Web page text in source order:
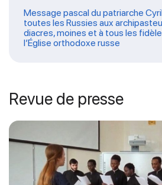
Message pascal du patriarche
toutes les Russies aux
diacres, moines et à tous les
l’Église orthodoxe russe
Revue de presse